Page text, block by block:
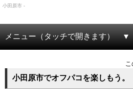
小田原市 -
メニュー（タッチで開きます）
こ
小田原市でオフパコを楽しもう。